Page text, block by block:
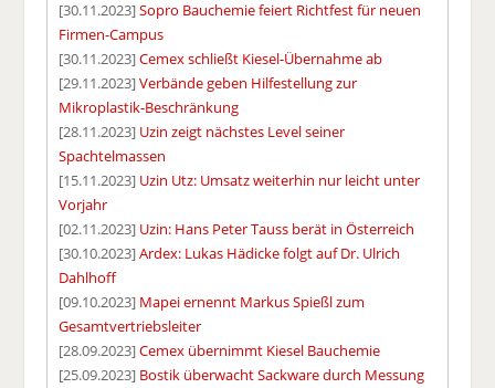
[30.11.2023]Sopro Bauchemie feiert Richtfest für neuen
Firmen-Campus
[30.11.2023]Cemex schließt Kiesel-Übernahme ab
[29.11.2023]Verbände geben Hilfestellung zur
Mikroplastik-Beschränkung
[28.11.2023] Uzin zeigt nächstes Level seiner
Spachtelmassen
[15.11.2023] Uzin Utz: Umsatz weiterhin nur leicht unter
Vorjahr
[02.11.2023] Uzin: Hans Peter Tauss berät in Österreich
[30.10.2023]Ardex: Lukas Hädicke folgt auf Dr. Ulrich
Dahlhoff
[09.10.2023] Mapei ernennt Markus Spießl zum
Gesamtvertriebsleiter
[28.09.2023]Cemex übernimmt Kiesel Bauchemie
[25.09.2023] Bostik überwacht Sackware durch Messung